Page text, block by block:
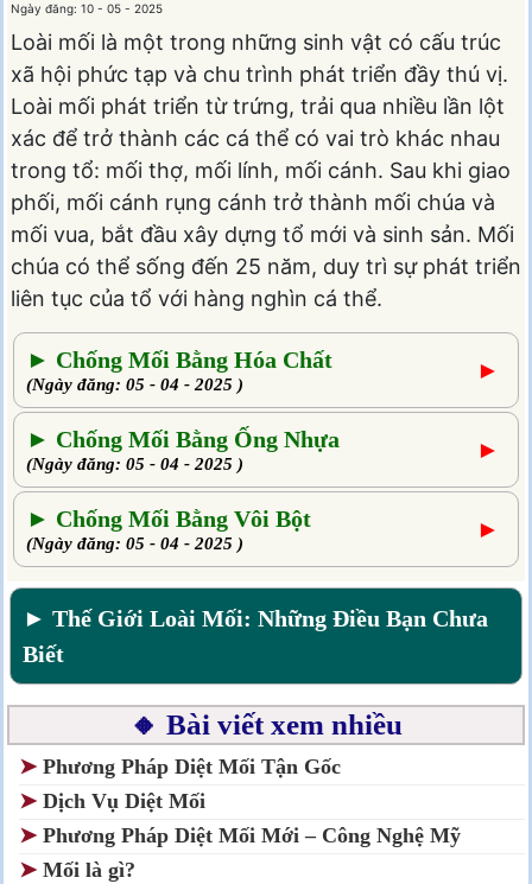
Ngày đăng: 10 - 05 - 2025
Loài mối là một trong những sinh vật có cấu trúc
xã hội phức tạp và chu trình phát triển đầy thú vị.
Loài mối phát triển từ trứng, trải qua nhiều lần lột
xác để trở thành các cá thể có vai trò khác nhau
trong tổ: mối thợ, mối lính, mối cánh. Sau khi giao
phối, mối cánh rụng cánh trở thành mối chúa và
mối vua, bắt đầu xây dựng tổ mới và sinh sản. Mối
chúa có thể sống đến 25 năm, duy trì sự phát triển
liên tục của tổ với hàng nghìn cá thể.
► Chống Mối Bằng Hóa Chất
(Ngày đăng: 05 - 04 - 2025 )
►
► Chống Mối Bằng Ống Nhựa
(Ngày đăng: 05 - 04 - 2025 )
►
► Chống Mối Bằng Vôi Bột
(Ngày đăng: 05 - 04 - 2025 )
►
► Thế Giới Loài Mối: Những Điều Bạn Chưa
Biết
🔸 Bài viết xem nhiều
➤ Phương Pháp Diệt Mối Tận Gốc
➤ Dịch Vụ Diệt Mối
➤ Phương Pháp Diệt Mối Mới – Công Nghệ Mỹ
➤ Mối là gì?